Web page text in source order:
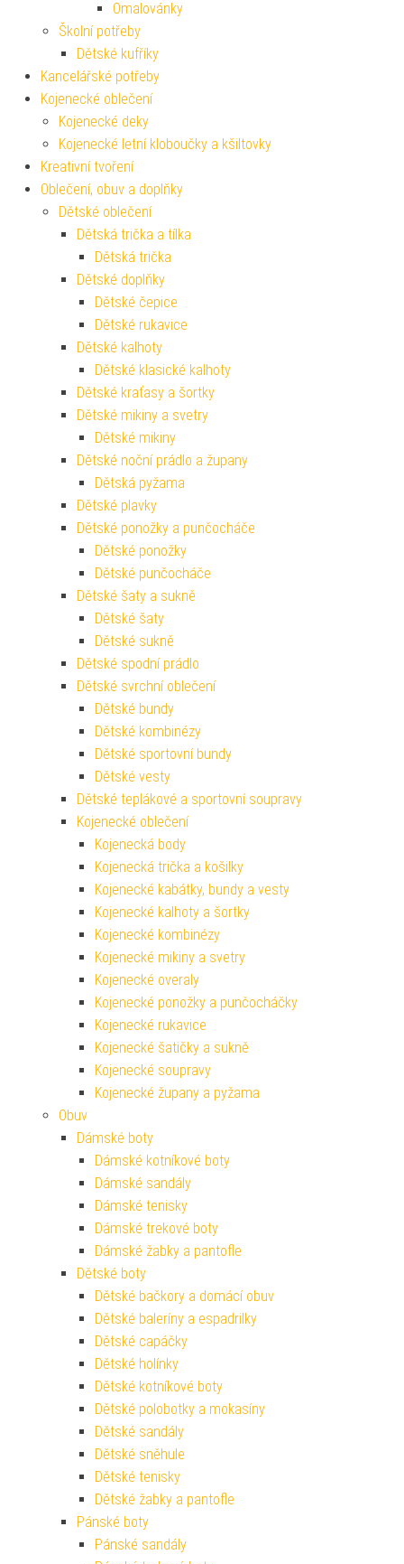
Omalovánky
Školní potřeby
Dětské kufříky
Kancelářské potřeby
Kojenecké oblečení
Kojenecké deky
Kojenecké letní kloboučky a kšiltovky
Kreativní tvoření
Oblečení, obuv a doplňky
Dětské oblečení
Dětská trička a tílka
Dětská trička
Dětské doplňky
Dětské čepice
Dětské rukavice
Dětské kalhoty
Dětské klasické kalhoty
Dětské kraťasy a šortky
Dětské mikiny a svetry
Dětské mikiny
Dětské noční prádlo a župany
Dětská pyžama
Dětské plavky
Dětské ponožky a punčocháče
Dětské ponožky
Dětské punčocháče
Dětské šaty a sukně
Dětské šaty
Dětské sukně
Dětské spodní prádlo
Dětské svrchní oblečení
Dětské bundy
Dětské kombinézy
Dětské sportovní bundy
Dětské vesty
Dětské teplákové a sportovní soupravy
Kojenecké oblečení
Kojenecká body
Kojenecká trička a košilky
Kojenecké kabátky, bundy a vesty
Kojenecké kalhoty a šortky
Kojenecké kombinézy
Kojenecké mikiny a svetry
Kojenecké overaly
Kojenecké ponožky a punčocháčky
Kojenecké rukavice
Kojenecké šatičky a sukně
Kojenecké soupravy
Kojenecké župany a pyžama
Obuv
Dámské boty
Dámské kotníkové boty
Dámské sandály
Dámské tenisky
Dámské trekové boty
Dámské žabky a pantofle
Dětské boty
Dětské bačkory a domácí obuv
Dětské baleríny a espadrilky
Dětské capáčky
Dětské holínky
Dětské kotníkové boty
Dětské polobotky a mokasíny
Dětské sandály
Dětské sněhule
Dětské tenisky
Dětské žabky a pantofle
Pánské boty
Pánské sandály